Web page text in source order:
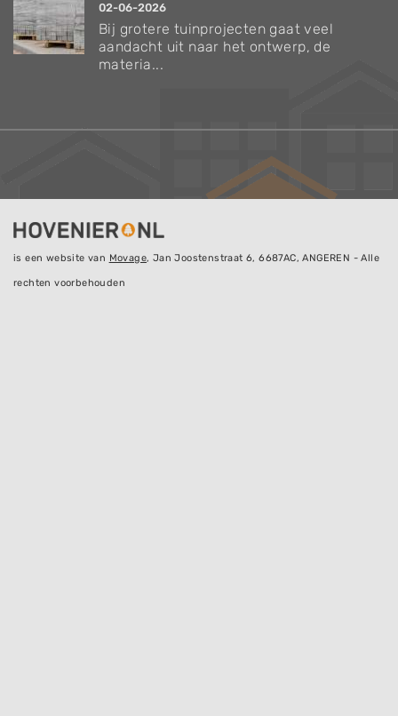
02-06-2026
Bij grotere tuinprojecten gaat veel
aandacht uit naar het ontwerp, de
materia...
is een website van Movage, Jan Joostenstraat 6, 6687AC, ANGEREN - Alle
rechten voorbehouden